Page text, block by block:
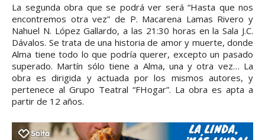
La segunda obra que se podrá ver será “Hasta que nos
encontremos otra vez” de P. Macarena Lamas Rivero y
Nahuel N. López Gallardo, a las 21:30 horas en la Sala J.C.
Dávalos. Se trata de una historia de amor y muerte, donde
Alma tiene todo lo que podría querer, excepto un pasado
superado. Martín sólo tiene a Alma, una y otra vez… La
obra es dirigida y actuada por los mismos autores, y
pertenece al Grupo Teatral “FHogar”. La obra es apta a
partir de 12 años.